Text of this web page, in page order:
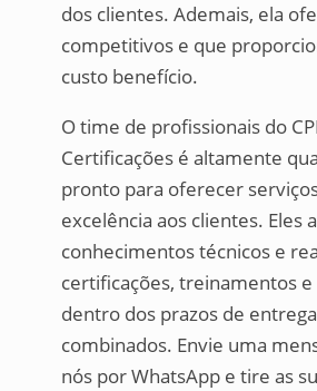
dos clientes. Ademais, ela
competitivos e que
custo benefício.
O time de profissionais do
Certificações é altamente
pronto para oferecer
excelência aos clientes. Eles
conhecimentos técnicos e
certificações, treinamentos e
dentro dos prazos de
combinados. Envie uma
nós por WhatsApp e tire as